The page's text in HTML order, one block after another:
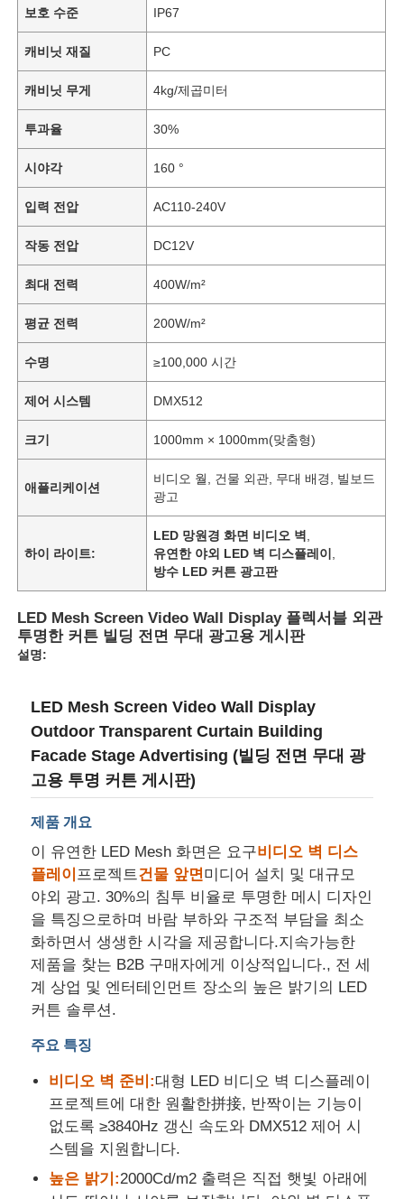
제품
회사 소개
공장 투어
품질 관리
문의하기
뉴스
모든 케이스
견적 요청
LED 메쉬 화면
보호 수준 IP67
캐비닛 재질 PC
캐비닛 무게 4kg/제곱미터
투과율 30%
시야각 160 °
입력 전압 AC110-240V
작동 전압 DC12V
최대 전력 400W/m²
평균 전력 200W/m²
수명 ≥100,000 시간
제어 시스템 DMX512
크기 1000mm × 1000mm(맞춤형)
애플리케이션
비디오 월, 건물 외관, 무대 배경, 빌보드
광고
하이 라이트:
LED 망원경 화면 비디오 벽
유연한 야외 LED 벽 디스플레이
방수 LED 커튼 광고판
LED Mesh Screen Video Wall Display 플렉서블 외관
투명한 커튼 빌딩 전면 무대 광고용 게시판
설명:
LED Mesh Screen Video Wall Display
Outdoor Transparent Curtain Building
Facade Stage Advertising (빌딩 전면 무대 광
고용 투명 커튼 게시판)
제품 개요
이 유연한 LED Mesh 화면은 요구비디오 벽 디스
플레이 프로젝트 건물 앞면 미디어 설치 및 대규모
야외 광고. 30%의 침투 비율로 투명한 메시 디자인
을 특징으로하며 바람 부하와 구조적 부담을 최소
화하면서 생생한 시각을 제공합니다.지속가능한
제품을 찾는 B2B 구매자에게 이상적입니다., 전 세
계 상업 및 엔터테인먼트 장소의 높은 밝기의 LED
커튼 솔루션.
주요 특징
비디오 벽 준비:대형 LED 비디오 벽 디스플레이
프로젝트에 대한 원활한拼接, 반짝이는 기능이
없도록 ≥3840Hz 갱신 속도와 DMX512 제어 시
스템을 지원합니다.
높은 밝기:2000Cd/m2 출력은 직접 햇빛 아래에